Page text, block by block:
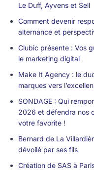
Le Duff, Ayvens et Sell
Comment devenir
alternance et
Clubic présente : Vos
le marketing digital
Make It Agency : le
marques vers
SONDAGE : Qui
2026 et défendra nos
votre favorite !
Bernard de La
dévoilé par ses fils
Création de SAS à